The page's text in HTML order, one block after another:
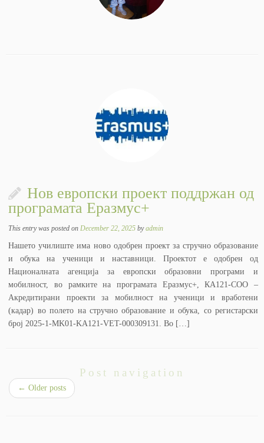
Нов европски проект поддржан од
програмата Еразмус+
This entry was posted onDecember 22, 2025 byadmin
Нашето училиште има ново одобрен проект за стручно образование
и обука на ученици и наставници. Проектот е одобрен од
Националната агенција за европски образовни програми и
мобилност, во рамките на програмата Еразмус+, КА121-COO –
Акредитирани проекти за мобилност на ученици и вработени
(кадар) во полето на стручно образование и обука, со регистарски
број 2025-1-MK01-KA121-VET-000309131. Во […]
Post navigation
← Older posts